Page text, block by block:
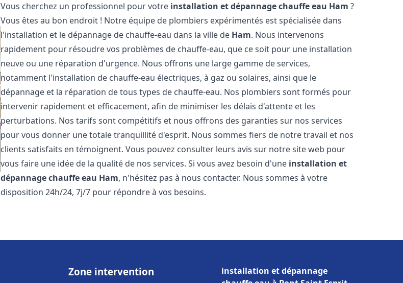
Vous cherchez un professionnel pour votre installation et dépannage chauffe eau Ham ?
Vous êtes au bon endroit ! Notre équipe de plombiers expérimentés est spécialisée dans
l'installation et le dépannage de chauffe-eau dans la ville de Ham. Nous intervenons
rapidement pour résoudre vos problèmes de chauffe-eau, que ce soit pour une installation
neuve ou une réparation d'urgence. Nous offrons une large gamme de services,
notamment l'installation de chauffe-eau électriques, à gaz ou solaires, ainsi que le
dépannage et la réparation de tous types de chauffe-eau. Nos plombiers sont formés pour
intervenir rapidement et efficacement, afin de minimiser les délais d'attente et les
perturbations. Nos tarifs sont compétitifs et nous offrons des garanties sur nos services
pour vous donner une totale tranquillité d'esprit. Nous sommes fiers de notre travail et nos
clients satisfaits en témoignent. Vous pouvez consulter leurs avis sur notre site web pour
vous faire une idée de la qualité de nos services. Si vous avez besoin d'une installation et
dépannage chauffe eau Ham, n'hésitez pas à nous contacter. Nous sommes à votre
disposition 24h/24, 7j/7 pour répondre à vos besoins.
Zone intervention
installation et dépannage